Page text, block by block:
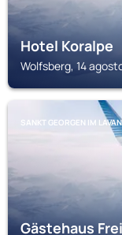
Hotel Koralpe
Wolfsberg, 14
SANKT GEORGEN IM
Gästehaus